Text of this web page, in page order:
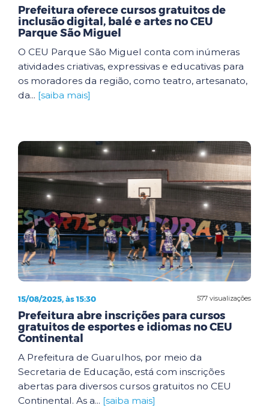
Prefeitura oferece cursos gratuitos de
inclusão digital, balé e artes no CEU
Parque São Miguel
O CEU Parque São Miguel conta com inúmeras
atividades criativas, expressivas e educativas para
os moradores da região, como teatro, artesanato,
da... [saiba mais]
577 visualizações
15/08/2025, às 15:30
Prefeitura abre inscrições para cursos
gratuitos de esportes e idiomas no CEU
Continental
A Prefeitura de Guarulhos, por meio da
Secretaria de Educação, está com inscrições
abertas para diversos cursos gratuitos no CEU
Continental. As a... [saiba mais]